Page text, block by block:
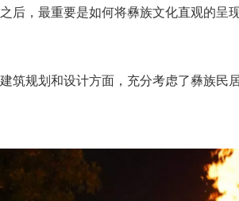
，最重要是如何将彝族文化直观的呈现
规划和设计方面，充分考虑了彝族民